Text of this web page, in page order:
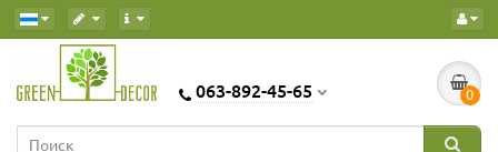
063-892-45-65 0